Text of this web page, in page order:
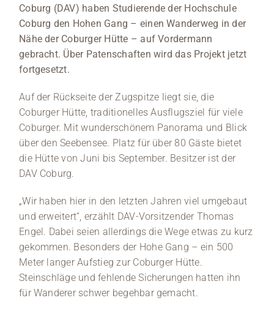
Vier
Coburg (DAV) haben Studierende der Hochschule
Coburg den Hohen Gang – einen Wanderweg in der
Nähe der Coburger Hütte – auf Vordermann
gebracht. Über Patenschaften wird das Projekt jetzt
fortgesetzt.
Auf der Rückseite der Zugspitze liegt sie, die
Coburger Hütte, traditionelles Ausflugsziel für viele
Coburger. Mit wunderschönem Panorama und Blick
über den Seebensee. Platz für über 80 Gäste bietet
die Hütte von Juni bis September. Besitzer ist der
DAV Coburg.
„Wir haben hier in den letzten Jahren viel umgebaut
und erweitert“, erzählt DAV-Vorsitzender Thomas
Engel. Dabei seien allerdings die Wege etwas zu kurz
gekommen. Besonders der Hohe Gang – ein 500
Meter langer Aufstieg zur Coburger Hütte.
Steinschläge und fehlende Sicherungen hatten ihn
für Wanderer schwer begehbar gemacht.